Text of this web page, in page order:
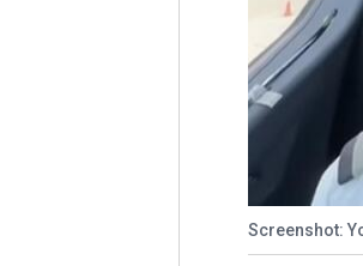
Screenshot: